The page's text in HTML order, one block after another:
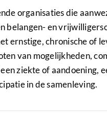
organisaties die
belangen- en
ernstige, chronische of
van mogelijkheden,
ziekte of aandoening,
in de samenleving.